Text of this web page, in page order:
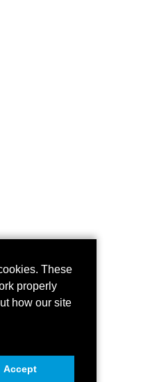
These
properly
how our site
Accept